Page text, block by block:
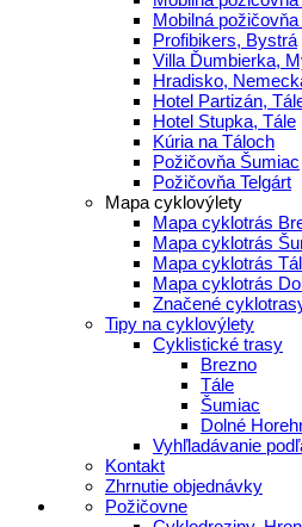
Mobilná
Profibikers, Bystrá
Villa Ďumbierka,
Hradisko,
Hotel Partizán,
Hotel Stupka, Tále
Kúria na Táloch
Požičovňa Šumiac
Požičovňa Telgárt
Mapa cyklovýlety
Mapa cyklotrás
Mapa cyklotrás
Mapa cyklotrás
Mapa cyklotrás
Značené
Tipy na cyklovýlety
Cyklistické trasy
Brezno
Tále
Šumiac
Dolné
Vyhľladávanie
Kontakt
Zhrnutie objednávky
Požičovne